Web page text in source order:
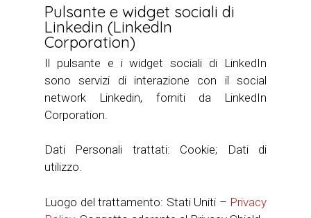
Pulsante e widget sociali di
Linkedin (LinkedIn
Corporation)
Il pulsante e i widget sociali di LinkedIn
sono servizi di interazione con il social
network Linkedin, forniti da LinkedIn
Corporation.
Dati Personali trattati: Cookie; Dati di
utilizzo.
Luogo del trattamento: Stati Uniti – Privacy